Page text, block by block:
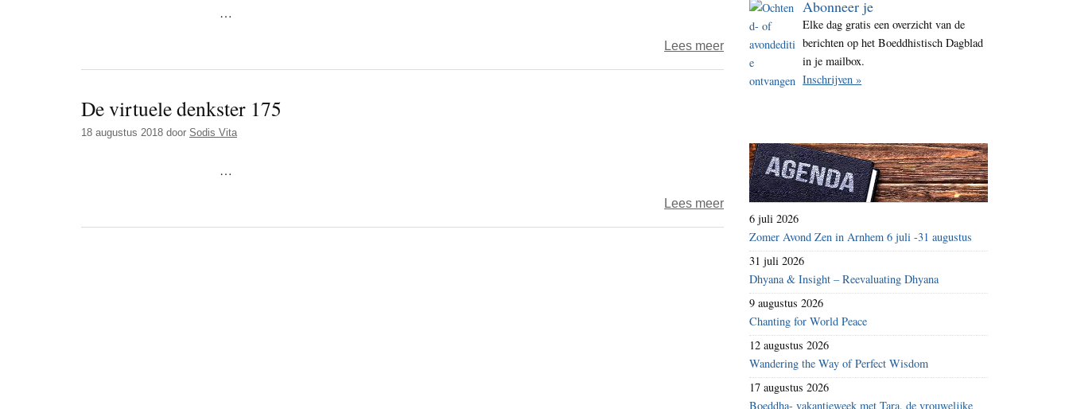
i
t
…
Lees meerover
virtuele
De virtuele denkster 175
18 augustus 2018 door Sodis Vita
…
Lees meerover
virtuele
denkster
Abonneer je
Elke dag gratis een overzicht van de
berichten op het Boeddhistisch Dagblad
in je mailbox.
Inschrijven »
6 juli 2026
Zomer Avond Zen in Arnhem 6 juli -31 augustus
31 juli 2026
Dhyana & Insight – Reevaluating Dhyana
9 augustus 2026
Chanting for World Peace
12 augustus 2026
Wandering the Way of Perfect Wisdom
17 augustus 2026
Boeddha- vakantieweek met Tara, de vrouwelijke